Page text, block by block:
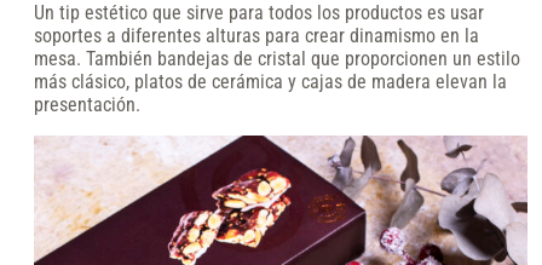
Un tip estético que sirve para todos los productos es usar
soportes a diferentes alturas para crear dinamismo en la
mesa. También bandejas de cristal que proporcionen un estilo
más clásico, platos de cerámica y cajas de madera elevan la
presentación.